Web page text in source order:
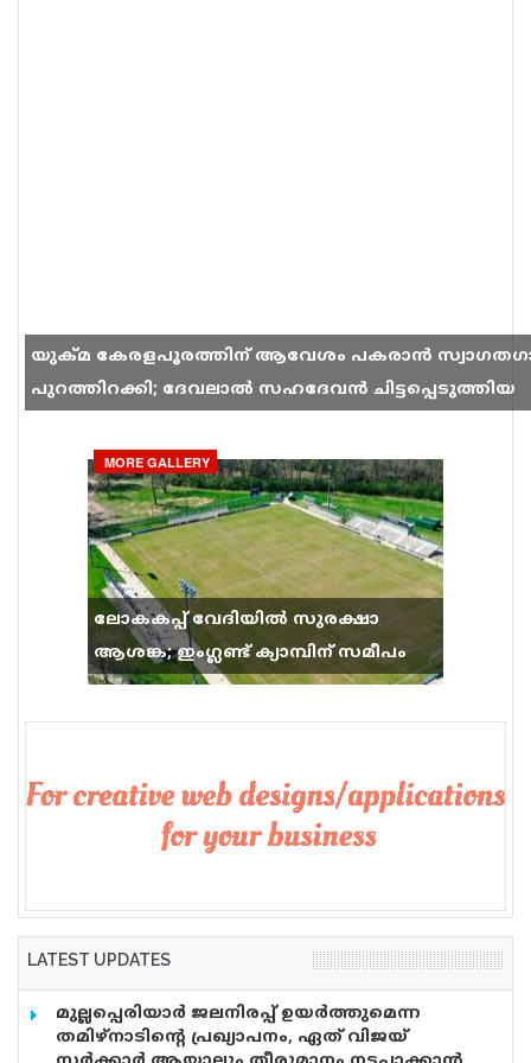
യുക്മ കേരളപൂരത്തിന് ആവേശം പകരാൻ
പുറത്തിറക്കി; ദേവലാൽ സഹദേവൻ ചിട്ടപ്പെടുത്തിയ
MORE GALLERY
ലോകകപ്പ് വേദിയിൽ സുരക്ഷാ
ആശങ്ക; ഇംഗ്ലണ്ട് ക്യാമ്പിന് സമീപം
വെടിവെപ്പ്, 9 പേർക്ക് പരിക്ക്
LATEST UPDATES
മുല്ലപ്പെരിയാർ ജലനിരപ്പ് ഉയർത്തുമെന്ന
തമിഴ്നാടിന്റെ പ്രഖ്യാപനം, ഏത് വിജയ്